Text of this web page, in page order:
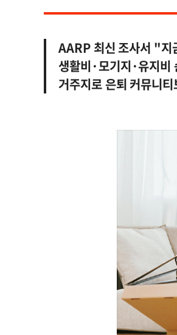
AARP 최신 조사서 "지
생활비·모기지·유지비
거주지로 은퇴 커뮤니